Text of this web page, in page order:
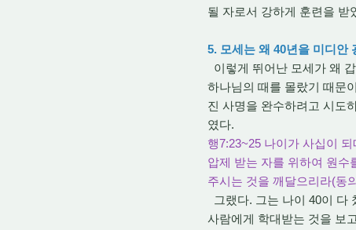
될 자로서 강하게 훈련을 받
5. 모세는 왜 40년을 미디안
이렇게 뛰어난 모세가 왜
하나님의 때를 몰랐기 때문
진 사명을 완수하려고 시도
였다.
행7:23~25 나이가 사십이
압제 받는 자를 위하여 원수
주시는 것을 깨달으리라(동
그랬다. 그는 나이 40이 다
사람에게 학대받는 것을 보